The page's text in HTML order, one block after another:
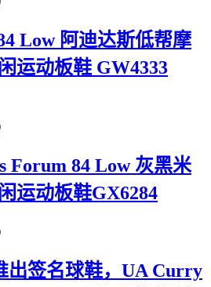
Low 阿迪达斯低帮摩
运动板鞋 GW4333
Forum 84 Low 灰黑米
运动板鞋GX6284
出签名球鞋，UA Curry